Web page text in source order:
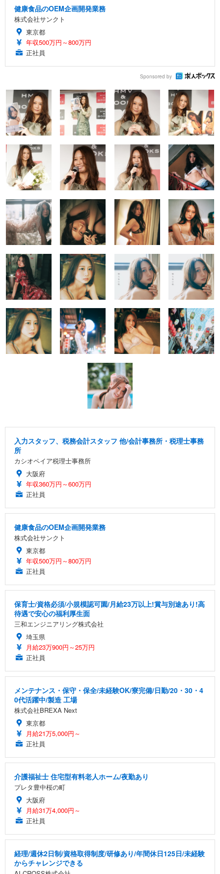
健康食品のOEM企画開発業務
株式会社サンクト
東京都
年収500万円～800万円
正社員
Sponsored by
入力スタッフ、税務会計スタッフ 他/会計事務所・税理士事務
所
カシオペイア税理士事務所
大阪府
年収360万円～600万円
正社員
健康食品のOEM企画開発業務
株式会社サンクト
東京都
年収500万円～800万円
正社員
保育士/資格必須/小規模認可園/月給23万以上!賞与別途あり!高
待遇で安心の福利厚生面
三和エンジニアリング株式会社
埼玉県
月給23万900円～25万円
正社員
メンテナンス・保守・保全/未経験OK/寮完備/日勤/20・30・4
0代活躍中/製造 工場
株式会社BREXA Next
東京都
月給21万5,000円～
正社員
介護福祉士 住宅型有料老人ホーム/夜勤あり
プレタ豊中桜の町
大阪府
月給31万4,000円～
正社員
経理/週休2日制/資格取得制度/研修あり/年間休日125日/未経験
からチャレンジできる